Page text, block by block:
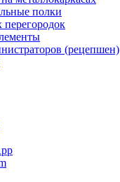
полки
(рецепшен)